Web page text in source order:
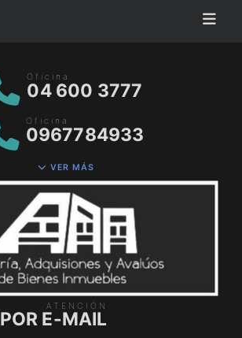
Oficina
04 600 3777
Oficina
0967784933
VER MÁS
ATENCIÓN
POR E-MAIL